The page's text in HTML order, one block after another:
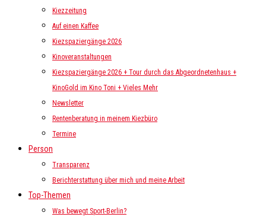
Kiezzeitung
Auf einen Kaffee
Kiezspaziergänge 2026
Kinoveranstaltungen
Kiezspaziergänge 2026 + Tour durch das Abgeordnetenhaus +
KinoGold im Kino Toni + Vieles Mehr
Newsletter
Rentenberatung in meinem Kiezbüro
Termine
Person
Transparenz
Berichterstattung über mich und meine Arbeit
Top-Themen
Was bewegt Sport-Berlin?